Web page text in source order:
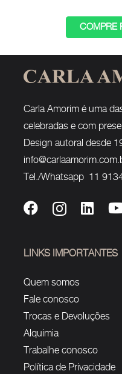
COMPRE
Carla Amorim é uma
celebradas e com
Design autoral desde
Tel./Whatsapp 11
LINKS IMPORTANTES
Quem somos
Fale conosco
Trocas e Devoluções
Alquimia
Trabalhe conosco
Política de Privacidade